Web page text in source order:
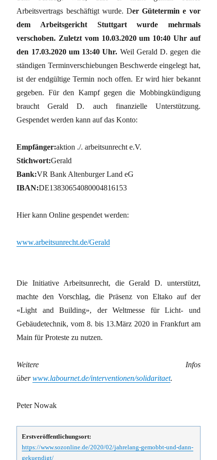
Arbeitsvertrags beschäftigt wurde. Der Gütetermin e vor
dem Arbeitsgericht Stuttgart wurde mehrmals
verschoben. Zuletzt vom 10.03.2020 um 10:40 Uhr auf
den 17.03.2020 um 13:40 Uhr. Weil Gerald D. gegen die
ständigen Terminverschiebungen Beschwerde eingelegt hat,
ist der endgültige Termin noch offen. Er wird hier bekannt
gegeben. Für den Kampf gegen die Mobbingkündigung
braucht Gerald D. auch finanzielle Unterstützung.
Gespendet werden kann auf das Konto:
Empfänger:aktion ./. arbeitsunrecht e.V.
Stichwort:Gerald
Bank:VR Bank Altenburger Land eG
IBAN:DE13830654080004816153
Hier kann Online gespendet werden:
www.arbeitsunrecht.de/Gerald
Die Initiative Arbeitsunrecht, die Gerald D. unterstützt,
machte den Vorschlag, die Präsenz von Eltako auf der
«Light and Building», der Weltmesse für Licht- und
Gebäudetechnik, vom 8. bis 13.März 2020 in Frankfurt am
Main für Proteste zu nutzen.
Weitere Infos
überwww.labournet.de/interventionen/solidaritaet.
Peter Nowak
Erstveröffentlichungsort:
https://www.sozonline.de/2020/02/jahrelang-gemobbt-und-dann-
gekuendigt/